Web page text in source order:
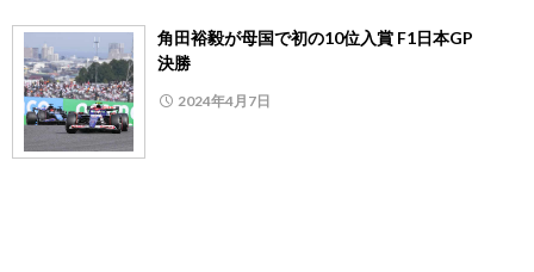
角田裕毅が母国で初の10位入賞 F1日本GP
決勝
2024年4月7日